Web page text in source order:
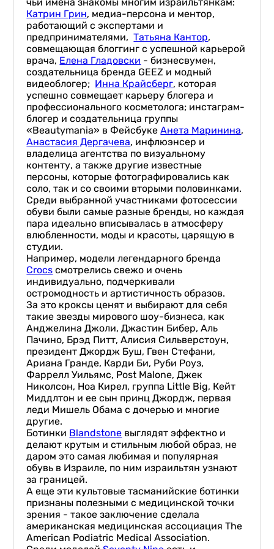
Катрин Грин, медиа-персона и ментор,
работающий с экспертами и
предпринимателями,Татьяна Кантор,
совмещающая блоггинг с успешной карьерой
врача, Елена Гладовски - бизнесвумен,
создательница бренда GEEZ и модный
видеоблогер; Инна Крайсберг, которая
успешно совмещает карьеру блогера и
профессионального косметолога; инстаграм-
блогер и создательница группы
«Beautymania» в ФейсбукеАнета Маринина,
Анастасия Дергачева, инфлюэнсер и
владелица агентства по визуальному
контенту, а также другие известные
персоны, которые фотографировались как
соло, так и со своими вторыми половинками.
Среди выбранной участниками фотосессии
обуви были самые разные бренды, но каждая
пара идеально вписывалась в атмосферу
влюбленности, моды и красоты, царящую в
студии.
Например, модели легендарного бренда
Crocs смотрелись свежо и очень
индивидуально, подчеркивали
остромодность и артистичность образов.
За это кроксы ценят и выбирают для себя
такие звезды мирового шоу-бизнеса, как
Анджелина Джоли, Джастин Бибер, Аль
Пачино, Брэд Питт, Алисия Сильверстоун,
президент Джордж Буш, Гвен Стефани,
Ариана Гранде, Карди Би, Руби Роуз,
Фаррелл Уильямс, Post Malone, Джек
Николсон, Ноа Кирел, группа Little Big, Кейт
Миддлтон и ее сын принц Джордж, первая
леди Мишель Обама с дочерью и многие
другие.
Ботинки Blandstone выглядят эффектно и
делают крутым и стильным любой образ, не
даром это самая любимая и популярная
обувь в Израиле, по ним израильтян узнают
за границей.
А еще эти культовые тасманийские ботинки
признаны полезными с медицинской точки
зрения - такое заключение сделала
американская медицинская ассоциация The
American Podiatric Medical Association.